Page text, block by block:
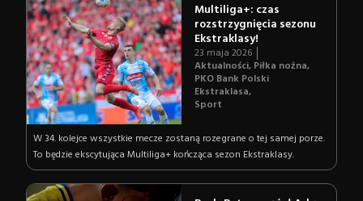
Multiliga+: czas
rozstrzygnięcia sezonu
Ekstraklasy!
23 maja 2026
Aktualności, Piłka nożna,
PKO Bank Polski
Ekstraklasa,
Sport
W 34. kolejce wszystkie mecze zostaną rozegrane o tej samej porze.
To będzie ekscytująca Multiliga+ kończąca sezon Ekstraklasy.